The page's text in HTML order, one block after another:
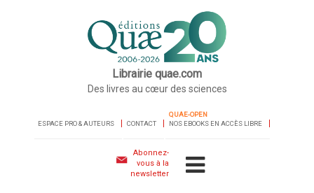
Librairie quae.com
Des livres au cœur des sciences
ESPACE PRO & AUTEURS CONTACT
QUAE-OPEN
NOS EBOOKS EN ACCÈS LIBRE
Abonnez-
vous à la
newsletter